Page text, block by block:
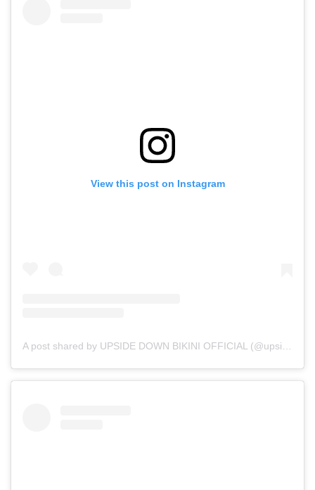
View this post on Instagram